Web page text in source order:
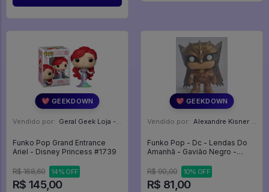
💖 GEEKDOWN
Vendido por: Geral Geek Loja - SP
Funko Pop Grand Entrance
Ariel - Disney Princess #1739
R$ 168,60 14% OFF
R$ 145,00
💖 GEEKDOWN
Vendido por: Alexandre Kisner - PR
Funko Pop - Dc - Lendas Do
Amanhã - Gavião Negro -
- Dc Legends Of Tomorrow
#379
R$ 90,00 10% OFF
R$ 81,00